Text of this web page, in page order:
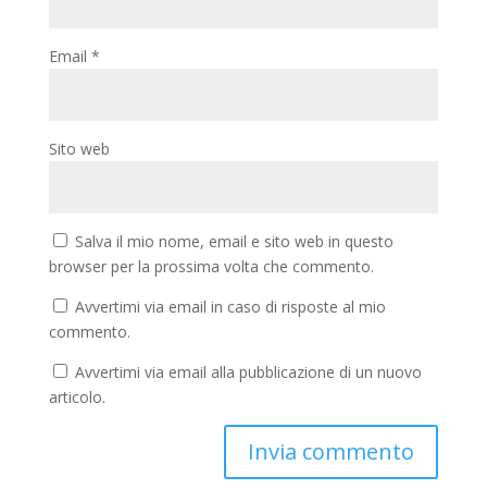
Email *
Sito web
Salva il mio nome, email e sito web in questo
browser per la prossima volta che commento.
Avvertimi via email in caso di risposte al mio
commento.
Avvertimi via email alla pubblicazione di un nuovo
articolo.